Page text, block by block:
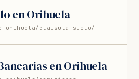
en Orihuela
orihuela/clausula-suelo/
en Orihuela